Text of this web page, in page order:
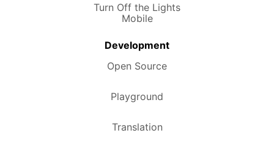
Turn Off the Lights
Mobile
Development
Open Source
Playground
Translation